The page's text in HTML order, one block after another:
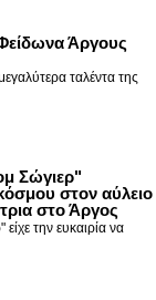
Άργους
ταλέντα της
Σώγιερ"
στον αύλειο
στο Άργος
την ευκαιρία να